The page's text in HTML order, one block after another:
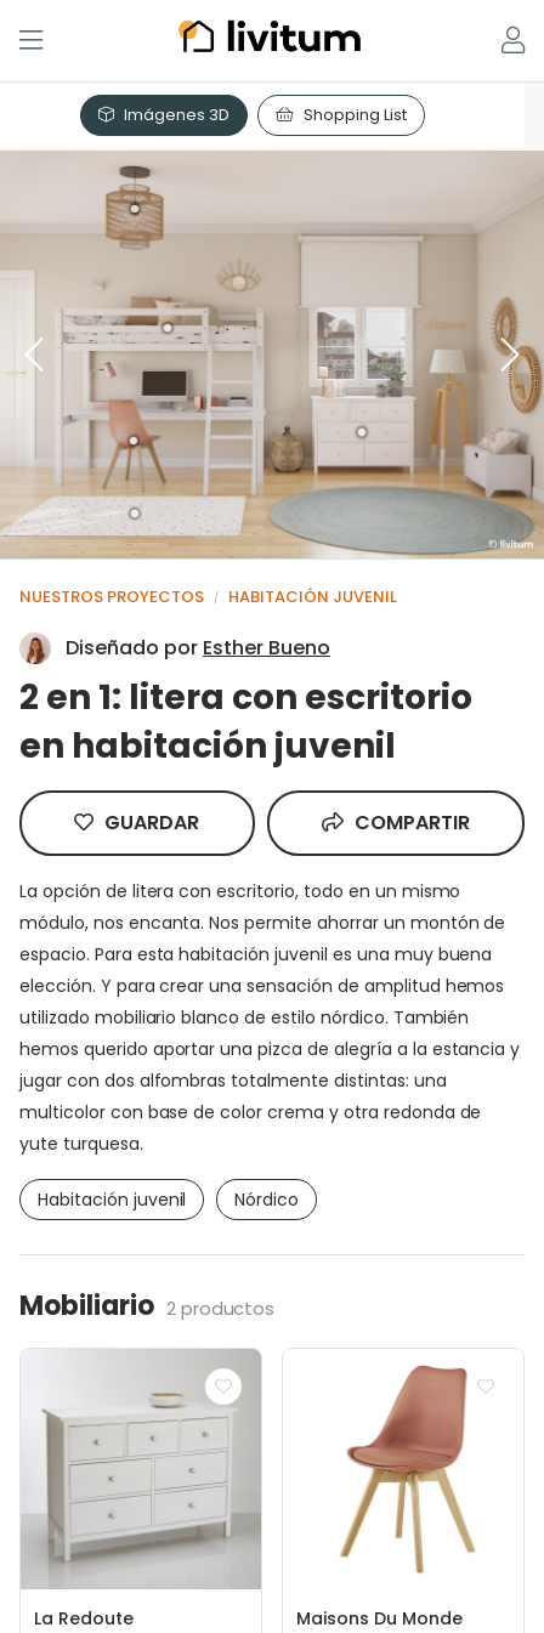
Imágenes 3D Shopping List
NUESTROS PROYECTOS / HABITACIÓN JUVENIL
Diseñado por Esther Bueno
2 en 1: litera con escritorio
en habitación juvenil
GUARDAR COMPARTIR
La opción de litera con escritorio, todo en un mismo
módulo, nos encanta. Nos permite ahorrar un montón de
espacio. Para esta habitación juvenil es una muy buena
elección. Y para crear una sensación de amplitud hemos
utilizado mobiliario blanco de estilo nórdico. También
hemos querido aportar una pizca de alegría a la estancia y
jugar con dos alfombras totalmente distintas: una
multicolor con base de color crema y otra redonda de
yute turquesa.
Habitación juvenil Nórdico
Mobiliario 2 productos
La Redoute Maisons Du Monde